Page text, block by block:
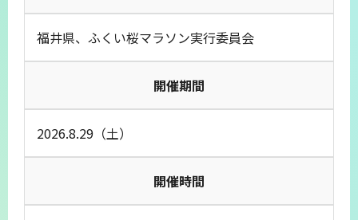
福井県、ふくい桜マラソン実行委員会
開催期間
2026.8.29（土）
開催時間